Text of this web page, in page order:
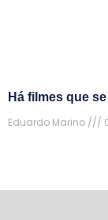
Há filmes que
Eduardo Marino